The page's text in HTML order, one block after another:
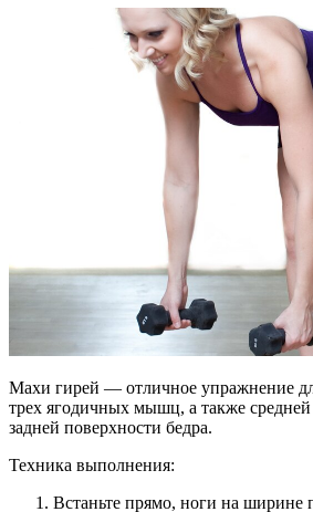
Махи гирей — отличное упражнение
трех ягодичных мышц, а также
задней поверхности бедра.
Техника выполнения:
Встаньте прямо, ноги на ширине